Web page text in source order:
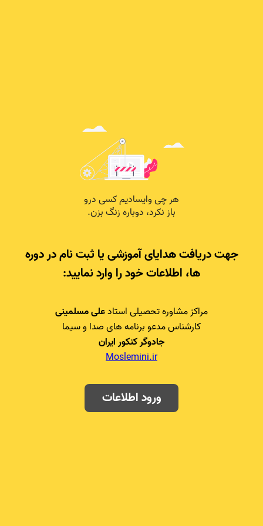
جهت دریافت هدایای آموزشی یا ثبت نام در دوره
ها، اطلاعات خود را وارد نمایید:
مراکز مشاوره تحصیلی استادعلی مسلمینی
کارشناس مدعو برنامه های صدا و سیما
جادوگر کنکور ایران
Moslemini.ir
ورود اطلاعات